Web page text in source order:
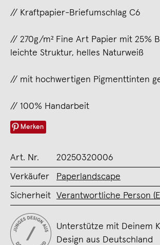
// Kraftpapier-Briefumschlag C6
// 270g/m² Fine Art Papier mit 25%
leichte Struktur, helles Naturweiß
// mit hochwertigen Pigmenttinten
// 100% Handarbeit
Merken
Art. Nr. 20250320006
Verkäufer Paperlandscape
Sicherheit Verantwortliche Person
Unterstütze mit Deinem
Design aus Deutschland